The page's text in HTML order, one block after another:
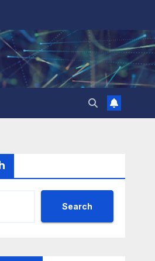
Search